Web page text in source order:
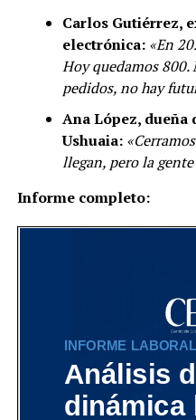
Carlos Gutiérrez,
electrónica: «En
Hoy quedamos
pedidos, no hay
Ana López, dueña
Ushuaia:
llegan, pero la gente
Informe completo: